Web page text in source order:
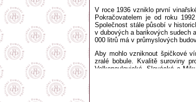
V roce 1936 vzniklo první
Pokračovatelem je od roku
Společnost stále působí v
v dubových a barikových sudech
000 litrů má v průmyslových
Aby mohlo vzniknout špičkové
zralé bobule. Kvalitě suroviny
Velkopavlovické, Slovácké a